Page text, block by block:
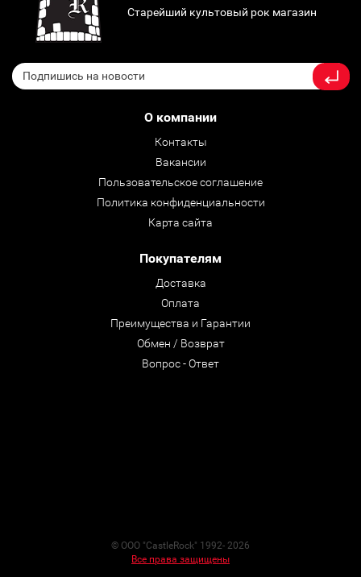
Старейший культовый рок магазин
О компании
Контакты
Вакансии
Пользовательское соглашение
Политика конфиденциальности
Карта сайта
Покупателям
Доставка
Оплата
Преимущества и Гарантии
Обмен / Возврат
Вопрос - Ответ
© ООО "CastleRock" 1992- 2026
Все права защищены